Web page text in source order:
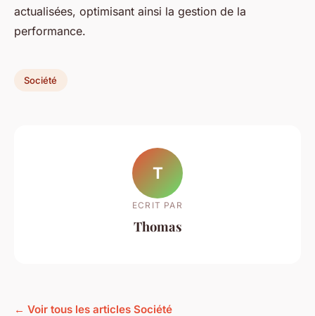
actualisées, optimisant ainsi la gestion de la
performance.
Société
T
ECRIT PAR
Thomas
← Voir tous les articles Société